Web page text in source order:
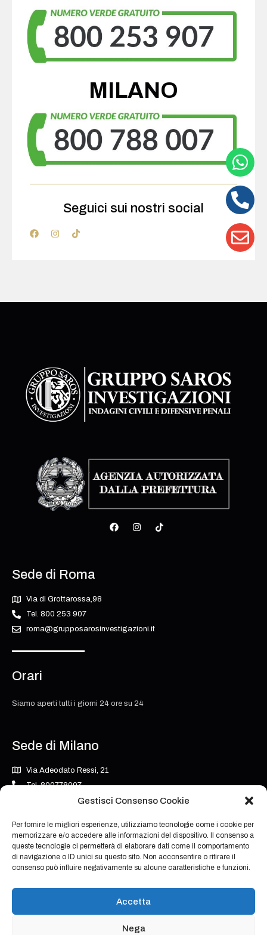
Gestisci Consenso Cookie
Per fornire le migliori esperienze, utilizziamo tecnologie come i cookie per
memorizzare e/o accedere alle informazioni del dispositivo. Il consenso a
queste tecnologie ci permetterà di elaborare dati come il comportamento
di navigazione o ID unici su questo sito. Non acconsentire o ritirare il
consenso può influire negativamente su alcune caratteristiche e funzioni.
Accetta
Nega
MILANO
Seguici sui nostri social
Sede di Roma
Via di Grottarossa,98
Tel. 800 253 907
roma@grupposarosinvestigazioni.it
Orari
Siamo aperti tutti i giorni 24 ore su 24
Sede di Milano
Via Adeodato Ressi, 21
Tel. 800778007
milano@grupposarosinvestigazioni.it
Orari